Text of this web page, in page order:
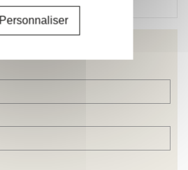
Personnaliser